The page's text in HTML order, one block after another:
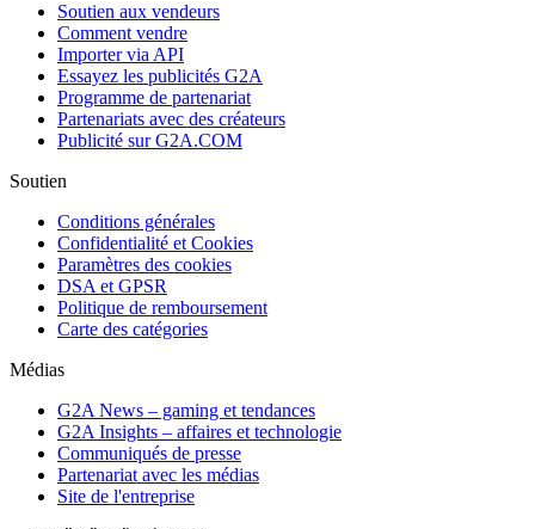
Soutien aux vendeurs
Comment vendre
Importer via API
Essayez les publicités G2A
Programme de partenariat
Partenariats avec des créateurs
Publicité sur G2A.COM
Soutien
Conditions générales
Confidentialité et Cookies
Paramètres des cookies
DSA et GPSR
Politique de remboursement
Carte des catégories
Médias
G2A News – gaming et tendances
G2A Insights – affaires et technologie
Communiqués de presse
Partenariat avec les médias
Site de l'entreprise